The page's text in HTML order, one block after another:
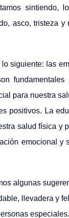
sintiendo,
asco, tristeza y
siguiente: l as
fundamentales
para nuestra
positivos. La
salud física y
emocional y
algunas
llevadera y
especiales.